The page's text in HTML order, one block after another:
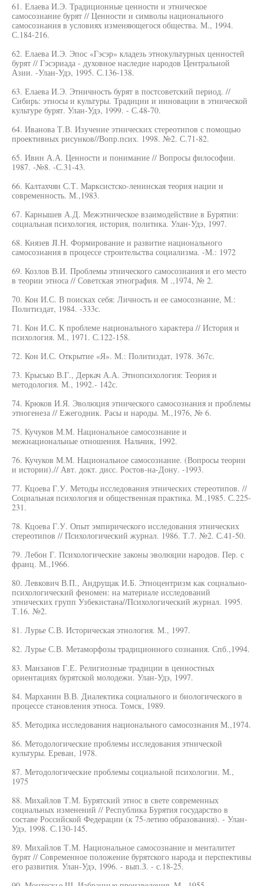
61. Елаева И.Э. Традиционные ценности и этническое
самосознание бурят // Ценности и символы национального
самосознания в условиях изменяющегося общества. М., 1994.
С.184-216.
62. Елаева И.Э. Эпос «Гэсэр» кладезь этнокультурных ценностей
бурят // Гэсэриада - духовное наследие народов Центральной
Азии. -Улан-Удэ, 1995. С.136-138.
63. Елаева И.Э. Этничность бурят в постсоветский период. //
Сибирь: этносы и культуры. Традиции и инновации в этнической
культуре бурят. Улан-Удэ, 1999. - С.48-70.
64. Иванова Т.В. Изучение этнических стереотипов с помощью
проективных рисунков//Вопр.псих. 1998. №2. С.71-82.
65. Ивин А.А. Ценности и понимание // Вопросы философии.
1987. -№8. -С.31-43.
66. Калтахчян С.Т. Марксистско-ленинская теория нации и
современность. М.,1983.
67. Карнышев А.Д. Межэтническое взаимодействие в Бурятии:
социальная психология, история, политика. Улан-Удэ, 1997.
68. Князев JI.H. Формирование и развитие национального
самосознания в процессе строительства социализма. -М.: 1972
69. Козлов В.И. Проблемы этнического самосознания и его место
в теории этноса // Советская этнография. М .,1974, № 2.
70. Кон И.С. В поисках себя: Личность и ее самосознание, М.:
Политиздат, 1984. -333с.
71. Кон И.С. К проблеме национального характера // История и
психология. М., 1971. С.122-158.
72. Кон И.С. Открытие «Я». М.: Политиздат, 1978. 367с.
73. Крысько В.Г., Деркач А.А. Этнопсихология: Теория и
методология. М., 1992.- 142с.
74. Крюков И.Я. Эволюция этнического самосознания и проблемы
этногенеза // Ежегодник. Расы и народы. М.,1976, № 6.
75. Кучуков М.М. Национальное самосознание и
межнациональные отношения. Нальчик, 1992.
76. Кучуков М.М. Национальное самосознание. (Вопросы теории
и истории).// Авт. докт. дисс. Ростов-на-Дону. -1993.
77. Кцоева Г.У. Методы исследования этнических стереотипов. //
Социальная психология и общественная практика. М.,1985. С.225-
231.
78. Кцоева Г.У. Опыт эмпирического исследования этнических
стереотипов // Психологический журнал. 1986. Т.7. №2. С.41-50.
79. Лебон Г. Психологические законы эволюции народов. Пер. с
франц. М.,1966.
80. Левкович В.П., Андрущак И.Б. Этноцентризм как социально-
психологический феномен: на материале исследований
этнических групп Узбекистана//Психологический журнал. 1995.
Т.16. №2.
81. Лурье С.В. Историческая этнология. М., 1997.
82. Лурье С.В. Метаморфозы традиционного сознания. Спб.,1994.
83. Манзанов Г.Е. Религиозные традиции в ценностных
ориентациях бурятской молодежи. Улан-Удэ, 1997.
84. Марханин В.В. Диалектика социального и биологического в
процессе становления этноса. Томск, 1989.
85. Методика исследования национального самосознания М.,1974.
86. Методологические проблемы исследования этнической
культуры. Ереван, 1978.
87. Методологические проблемы социальной психологии. М.,
1975
88. Михайлов Т.М. Бурятский этнос в свете современных
социальных изменений // Республика Бурятия государство в
составе Российской Федерации (к 75-летию образования). - Улан-
Удэ, 1998. С.130-145.
89. Михайлов Т.М. Национальное самосознание и менталитет
бурят // Современное положение бурятского народа и перспективы
его развития. Улан-Удэ, 1996. - вып.З. - с.18-25.